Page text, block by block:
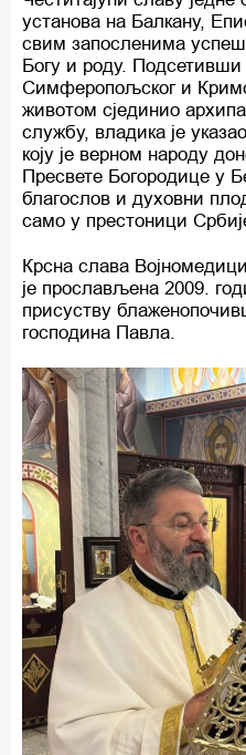
установа на Балкану,
свим запосленима
Богу и роду. Подсетивши
Симферопољског и
животом сјединио
службу, владика је
коју је верном народу
Пресвете Богородице у
благослов и духовни
само у престоници
Крсна слава
је прослављена 2009.
присуству
господина Павла.